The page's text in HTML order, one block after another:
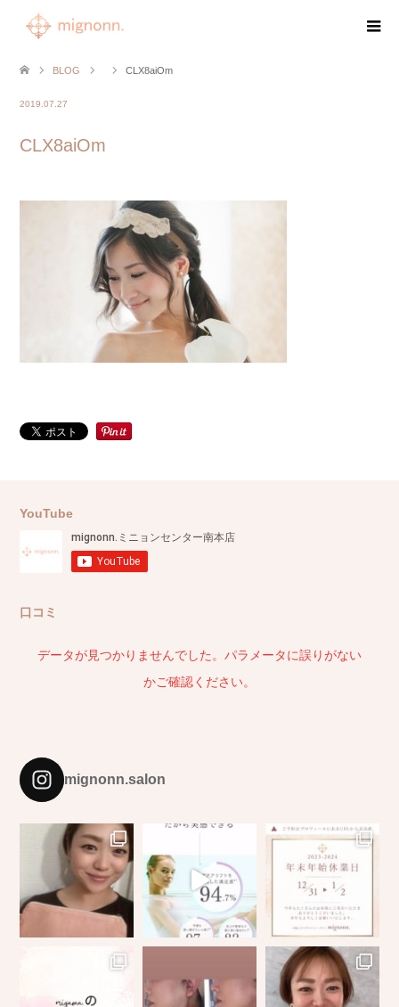
BLOG CLX8aiOm
2019.07.27
CLX8aiOm
YouTube
口コミ
データが見つかりませんでした。パラメータに誤りがない
かご確認ください。
mignonn.salon